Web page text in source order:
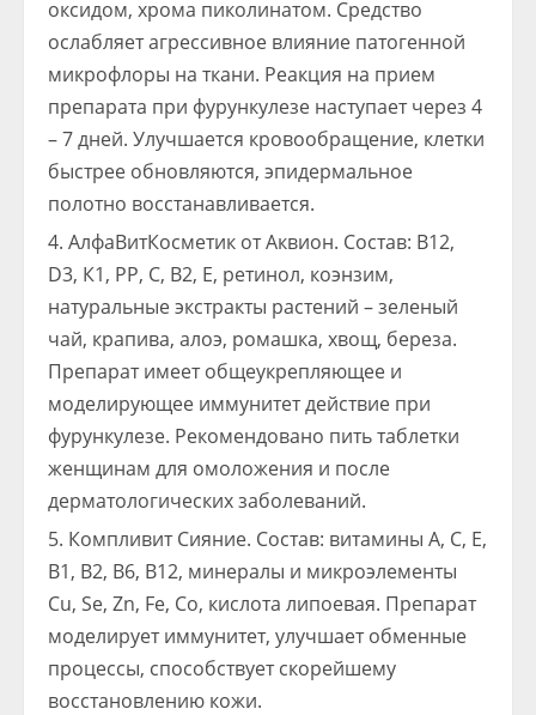
оксидом, хрома пиколинатом. Средство
ослабляет агрессивное влияние патогенной
микрофлоры на ткани. Реакция на прием
препарата при фурункулезе наступает через 4
– 7 дней. Улучшается кровообращение, клетки
быстрее обновляются, эпидермальное
полотно восстанавливается.
АлфаВитКосметик от Аквион. Состав: В12,
D3, К1, РР, С, В2, Е, ретинол, коэнзим,
натуральные экстракты растений – зеленый
чай, крапива, алоэ, ромашка, хвощ, береза.
Препарат имеет общеукрепляющее и
моделирующее иммунитет действие при
фурункулезе. Рекомендовано пить таблетки
женщинам для омоложения и после
дерматологических заболеваний.
Компливит Сияние. Состав: витамины А, С, Е,
В1, В2, В6, В12, минералы и микроэлементы
Cu, Se, Zn, Fe, Co, кислота липоевая. Препарат
моделирует иммунитет, улучшает обменные
процессы, способствует скорейшему
восстановлению кожи.